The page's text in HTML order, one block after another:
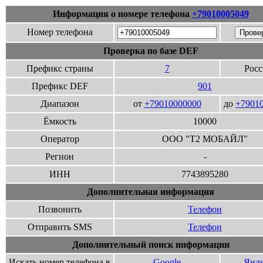
Информация о номере телефона +79010005049
Номер телефона
Проверка по базе DEF
Префикс страны
7
Префикс DEF
901
Диапазон
от +79010000000 до
Ёмкость
10000
Оператор
ООО "Т2 МОБАЙЛ"
Регион
-
ИНН
7743895280
Дополнительная информация
Позвонить
Телефон
Отправить SMS
Телефон
Дополнительный поиск информации